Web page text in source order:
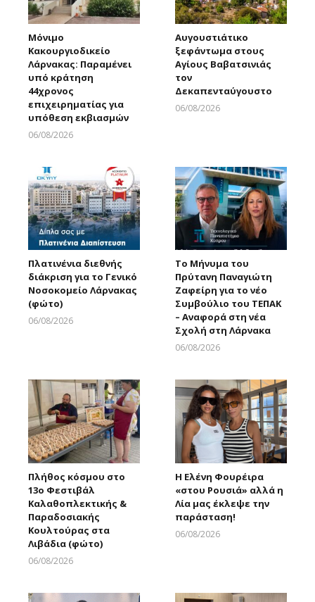
Μόνιμο
Κακουργιοδικείο
Λάρνακας: Παραμένει
υπό κράτηση
44χρονος
επιχειρηματίας για
υπόθεση εκβιασμών
06/08/2026
Αυγουστιάτικο
ξεφάντωμα στους
Αγίους Βαβατσινιάς
τον
Δεκαπενταύγουστο
06/08/2026
Πλατινένια διεθνής
διάκριση για το Γενικό
Νοσοκομείο Λάρνακας
(φώτο)
06/08/2026
Το Μήνυμα του
Πρύτανη Παναγιώτη
Ζαφείρη για το νέο
Συμβούλιο του ΤΕΠΑΚ
– Αναφορά στη νέα
Σχολή στη Λάρνακα
06/08/2026
Πλήθος κόσμου στο
13ο Φεστιβάλ
Καλαθοπλεκτικής &
Παραδοσιακής
Κουλτούρας στα
Λιβάδια (φώτο)
06/08/2026
Η Ελένη Φουρέιρα
«στου Ρουσιά» αλλά η
Λία μας έκλεψε την
παράσταση!
06/08/2026